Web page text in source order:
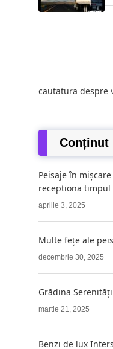
cautatura despre
Conținut
Peisaje în
receptiona timpul
aprilie 3, 2025
Multe fețe ale
decembrie 30, 2025
Grădina
martie 21, 2025
Benzi de lux